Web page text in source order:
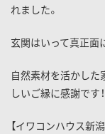
れました。
玄関はいって真正面
自然素材を活かした
しいご縁に感謝です！
【イワコンハウス新